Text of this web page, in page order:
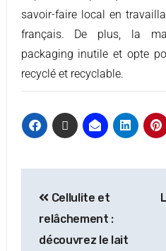
savoir-faire local en
français. De plus, la
packaging inutile et opte
recyclé et recyclable.
Cellulite et
relâchement :
découvrez le lait